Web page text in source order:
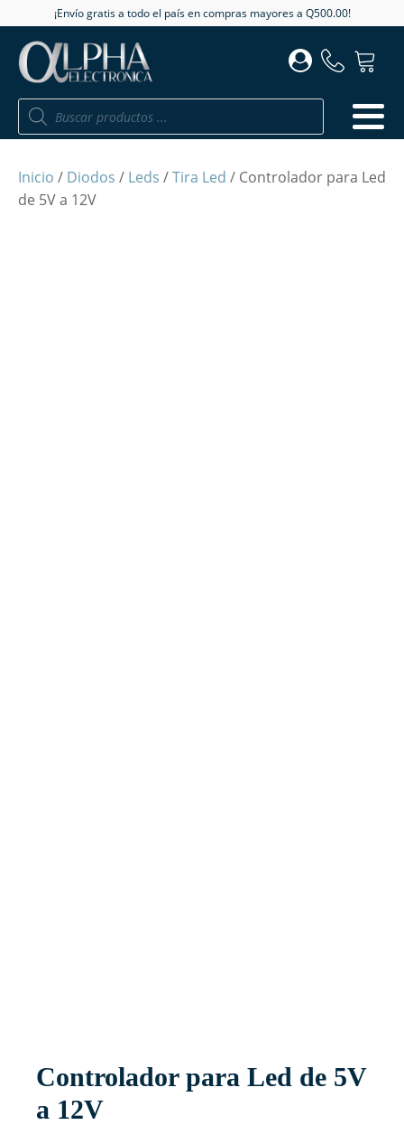
¡Envío gratis a todo el país en compras mayores a Q500.00!
Búsqueda
productos
Inicio / Diodos / Leds /Tira Led / Controlador para Led
de 5V a 12V
Controlador para Led de 5V
a 12V